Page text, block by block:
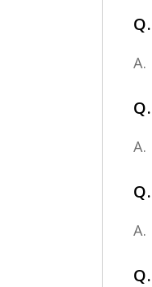
Q.
A.
Q.
A.
Q.
A.
Q.